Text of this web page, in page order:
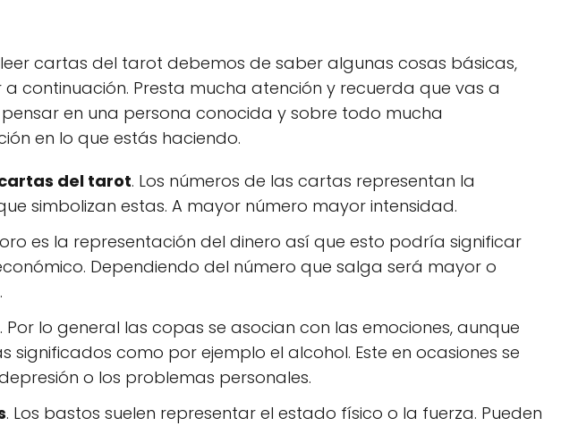
cartas del tarot debemos de saber algunas cosas básicas,
continuación. Presta mucha atención y recuerda que vas a
en una persona conocida y sobre todo mucha
en lo que estás haciendo.
del tarot. Los números de las cartas representan la
simbolizan estas. A mayor número mayor intensidad.
oro es la representación del dinero así que esto podría significar
Dependiendo del número que salga será mayor o
. Por lo general las copas se asocian con las emociones, aunque
significados como por ejemplo el alcohol. Este en ocasiones se
o los problemas personales.
. Los bastos suelen representar el estado físico o la fuerza. Pueden